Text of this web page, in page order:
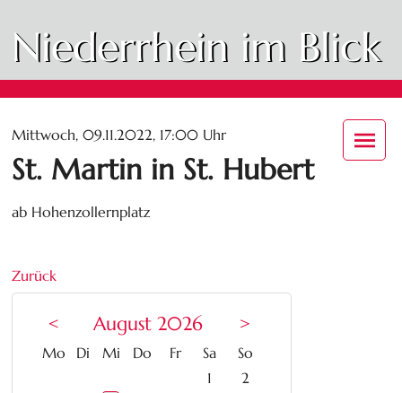
Niederrhein im Blick
Mittwoch, 09.11.2022, 17:00 Uhr
St. Martin in St. Hubert
ab Hohenzollernplatz
Zurück
< August 2026 >
Mo ntag
Dienstag
Mittwoch
Donnerstag
Freitag
Samstag
Sonntag
1
2